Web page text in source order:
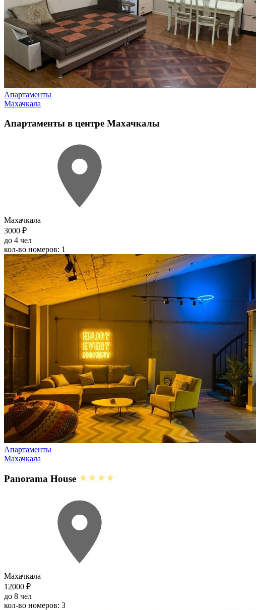
Апартаменты
Махачкала
Апартаменты в центре Махачкалы
Махачкала
3000 ₽
до 4 чел
кол-во номеров: 1
Апартаменты
Махачкала
Panorama House
Махачкала
12000 ₽
до 8 чел
кол-во номеров: 3